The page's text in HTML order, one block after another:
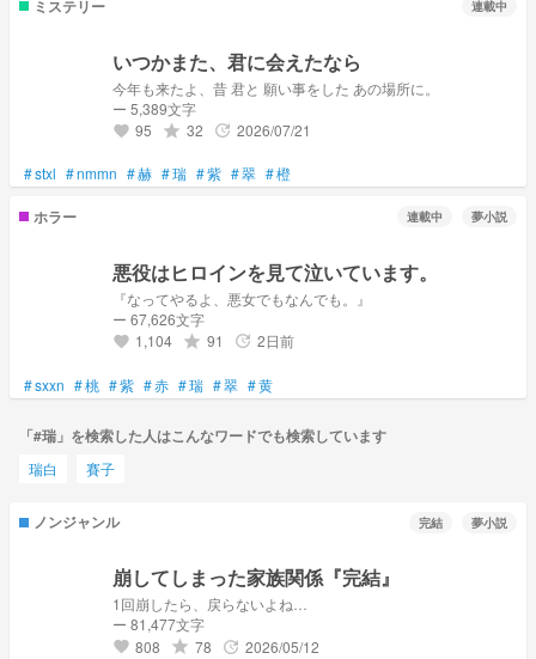
ミステリー 連載中
いつかまた、君に会えたなら
今年も来たよ、昔 君と 願い事をした あの場所に。
ー 5,389文字
favorite 95 grade 32 update 2026/07/21
#stxl #nmmn #赫 #瑞 #紫 #翠 #橙
ホラー 連載中 夢小説
悪役はヒロインを見て泣いています。
『なってやるよ、悪女でもなんでも。』
ー 67,626文字
favorite 1,104 grade 91 update 2日前
#sxxn #桃 #紫 #赤 #瑞 #翠 #黄
「#瑞」を検索した人はこんなワードでも検索しています
瑞白 賽子
ノンジャンル 完結 夢小説
崩してしまった家族関係『完結』
1回崩したら、戻らないよね…
ー 81,477文字
favorite 808 grade 78 update 2026/05/12